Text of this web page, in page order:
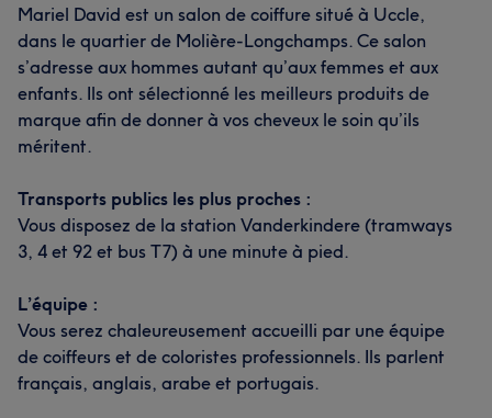
Mariel David est un salon de coiffure situé à Uccle,
dans le quartier de Molière-Longchamps. Ce salon
s’adresse aux hommes autant qu’aux femmes et aux
enfants. Ils ont sélectionné les meilleurs produits de
marque afin de donner à vos cheveux le soin qu’ils
méritent.
Transports publics les plus proches :
Vous disposez de la station Vanderkindere (tramways
3, 4 et 92 et bus T7) à une minute à pied.
L’équipe :
Vous serez chaleureusement accueilli par une équipe
de coiffeurs et de coloristes professionnels. Ils parlent
français, anglais, arabe et portugais.